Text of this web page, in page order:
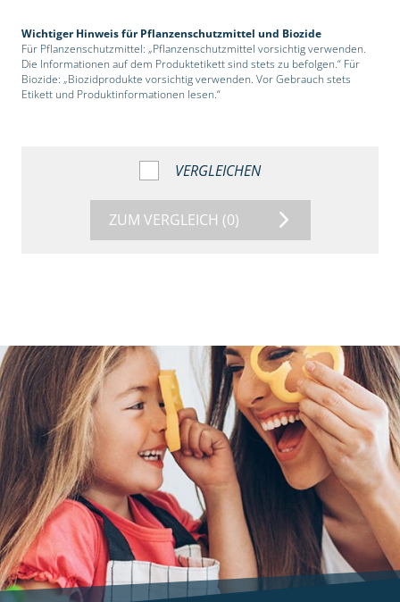
Wichtiger Hinweis für Pflanzenschutzmittel und Biozide
Für Pflanzenschutzmittel: „Pflanzenschutzmittel vorsichtig verwenden.
Die Informationen auf dem Produktetikett sind stets zu befolgen.“ Für
Biozide: „Biozidprodukte vorsichtig verwenden. Vor Gebrauch stets
Etikett und Produktinformationen lesen.“
VERGLEICHEN
ZUM VERGLEICH (0)